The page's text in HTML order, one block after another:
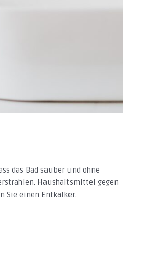
das Bad sauber und ohne
Haushaltsmittel gegen
Sie einen Entkalker.